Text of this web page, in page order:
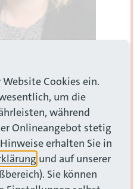
du da bist!
Karrieretypen, die
Cookies ein.
um die
während
Onlineangebot stetig
erhalten Sie in
und auf unserer
Sie können